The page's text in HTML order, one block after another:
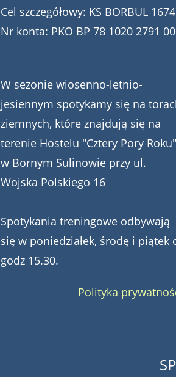
Cel szczegółowy: KS BORBUL
Nr konta: PKO BP 78 1020 2791
W sezonie wiosenno-letnio-
jesiennym spotykamy się na
ziemnych, które znajdują się na
terenie Hostelu "Cztery Pory Roku"
w Bornym Sulinowie przy ul.
Wojska Polskiego 16
Spotykania treningowe odbywają
się w poniedziałek, środę i piątek
godz 15.30.
Polityka